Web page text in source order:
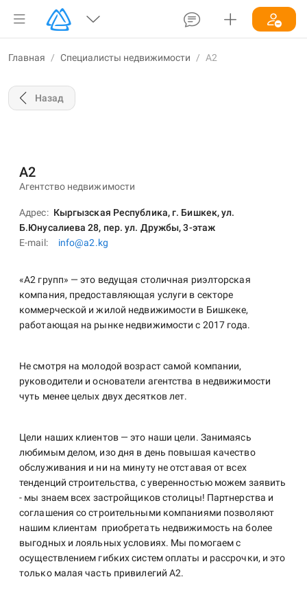
Главная / Специалисты недвижимости / A2
Назад
A2
Агентство недвижимости
Адрес
Кыргызская Республика, г. Бишкек, ул.
Б.Юнусалиева 28, пер. ул. Дружбы, 3-этаж
E-mail
info@a2.kg
«А2 групп» — это ведущая столичная риэлторская
компания, предоставляющая услуги в секторе
коммерческой и жилой недвижимости в Бишкеке,
работающая на рынке недвижимости с 2017 года.
Не смотря на молодой возраст самой компании,
руководители и основатели агентства в недвижимости
чуть менее целых двух десятков лет.
Цели наших клиентов — это наши цели. Занимаясь
любимым делом, изо дня в день повышая качество
обслуживания и ни на минуту не отставая от всех
тенденций строительства, с уверенностью можем заявить
- мы знаем всех застройщиков столицы! Партнерства и
соглашения со строительными компаниями позволяют
нашим клиентам приобретать недвижимость на более
выгодных и лояльных условиях. Мы помогаем с
осуществлением гибких систем оплаты и рассрочки, и это
только малая часть привилегий А2.